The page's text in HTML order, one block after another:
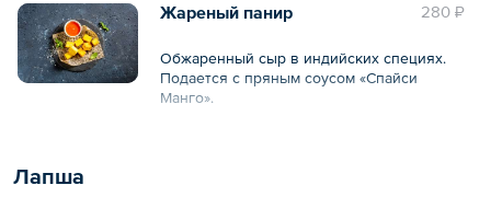
280 ₽
Жареный панир
Обжаренный сыр в индийских специях.
Подается с пряным соусом «Спайси
Манго».
Лапша